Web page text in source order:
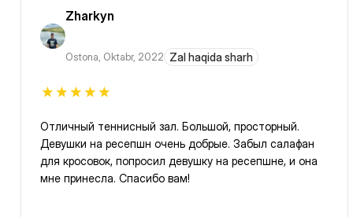
Zharkyn
Ostona, Oktabr, 2022 Zal haqida sharh
Отличный теннисный зал. Большой, просторный.
Девушки на ресепшн очень добрые. Забыл салафан
для кросовок, попросил девушку на ресепшне, и она
мне принесла. Спасибо вам!